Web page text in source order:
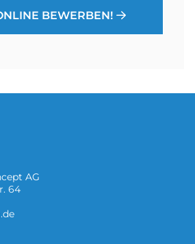
BEWERBEN!
AG
64